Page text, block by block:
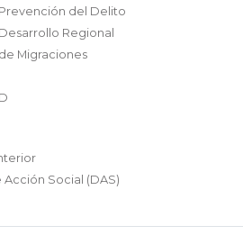
del Delito
Regional
Migraciones
Social (DAS)